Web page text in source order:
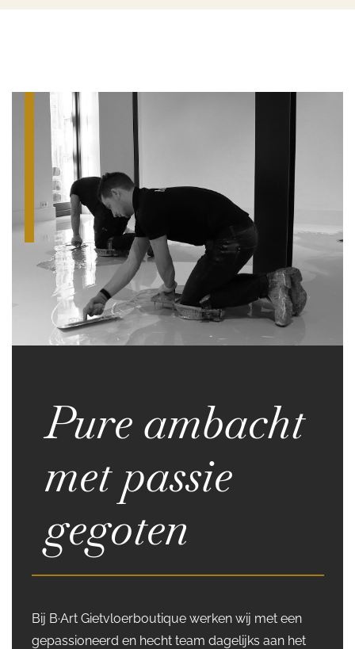
Pure ambacht
met passie
gegoten
Bij B·Art Gietvloerboutique werken wij met een
gepassioneerd en hecht team dagelijks aan het